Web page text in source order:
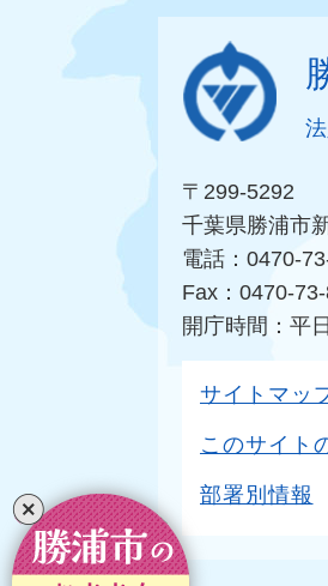
〒299-5292
千葉県勝浦市
電話：0470-
Fax：0470-
開庁時間：平
サイトマッ
このサイト
部署別情報